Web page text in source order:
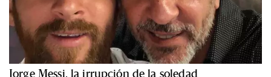
Jorge Messi, la irrupción de la soledad